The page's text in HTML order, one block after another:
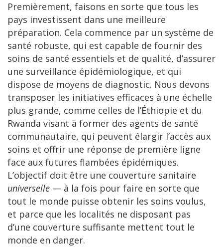
Premièrement, faisons en sorte que tous les
pays investissent dans une meilleure
préparation. Cela commence par un système de
santé robuste, qui est capable de fournir des
soins de santé essentiels et de qualité, d’assurer
une surveillance épidémiologique, et qui
dispose de moyens de diagnostic. Nous devons
transposer les initiatives efficaces à une échelle
plus grande, comme celles de l’Éthiopie et du
Rwanda visant à former des agents de santé
communautaire, qui peuvent élargir l’accès aux
soins et offrir une réponse de première ligne
face aux futures flambées épidémiques.
L’objectif doit être une couverture sanitaire
universelle — à la fois pour faire en sorte que
tout le monde puisse obtenir les soins voulus,
et parce que les localités ne disposant pas
d’une couverture suffisante mettent tout le
monde en danger.